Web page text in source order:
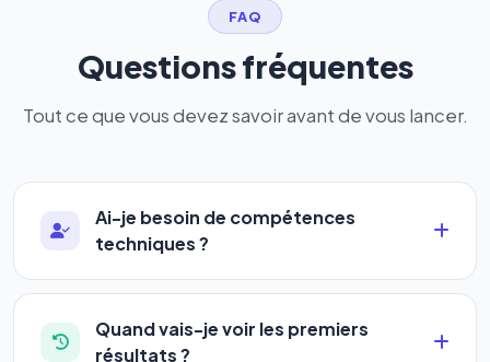
FAQ
Questions fréquentes
Tout ce que vous devez savoir avant de vous lancer.
Ai-je besoin de compétences
techniques ?
Absolument pas. Notre logiciel a été conçu pour
être accessible àtous les profils: artisans,
commerçants, auto-entrepreneurs, PME ou
Quand vais-je voir les premiers
résultats ?